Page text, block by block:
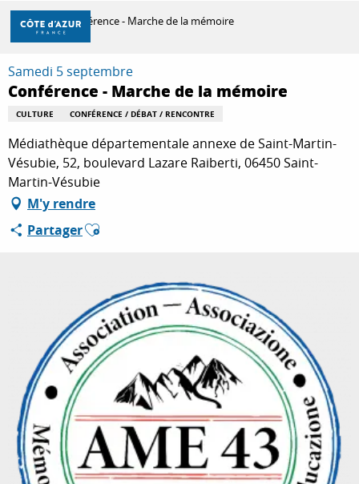
Aller
contenu
principal
DÉCOUVRIR
À FAIRE
SÉJOURNER
Accueil Conférence - Marche de la mémoire
Samedi 5 septembre
Conférence - Marche de la mémoire
CULTURE CONFÉRENCE / DÉBAT / RENCONTRE
Médiathèque départementale annexe de Saint-Martin-
Vésubie, 52, boulevard Lazare Raiberti, 06450 Saint-
Martin-Vésubie
M'y rendre
PartagerAjouter aux favoris